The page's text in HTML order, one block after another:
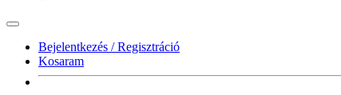
Bejelentkezés / Regisztráció
Kosaram